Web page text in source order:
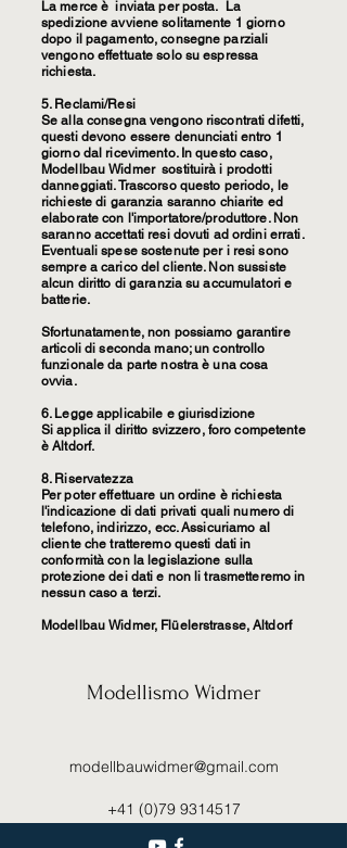
La merce è inviata per posta. La
spedizione avviene solitamente 1 giorno
dopo il pagamento, consegne parziali
vengono effettuate solo su espressa
richiesta.
5. Reclami/Resi
Se alla consegna vengono riscontrati difetti,
questi devono essere denunciati entro 1
giorno dal ricevimento. In questo caso,
Modellbau Widmer sostituirà i prodotti
danneggiati. Trascorso questo periodo, le
richieste di garanzia saranno chiarite ed
elaborate con l'importatore/produttore. Non
saranno accettati resi dovuti ad ordini errati.
Eventuali spese sostenute per i resi sono
sempre a carico del cliente. Non sussiste
alcun diritto di garanzia su accumulatori e
batterie.
Sfortunatamente, non possiamo garantire
articoli di seconda mano; un controllo
funzionale da parte nostra è una cosa
ovvia.
6. Legge applicabile e giurisdizione
Si applica il diritto svizzero, foro competente
è Altdorf.
8. Riservatezza
Per poter effettuare un ordine è richiesta
l'indicazione di dati privati quali numero di
telefono, indirizzo, ecc. Assicuriamo al
cliente che tratteremo questi dati in
conformità con la legislazione sulla
protezione dei dati e non li trasmetteremo in
nessun caso a terzi.
Modellbau Widmer, Flüelerstrasse, Altdorf
Modellismo Widmer
modellbauwidmer@gmail.com
+41 (0)79 9314517